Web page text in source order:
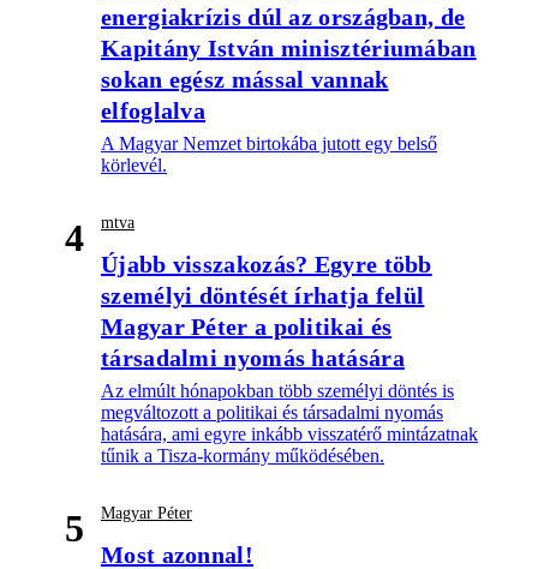
energiakrízis dúl az országban, de
Kapitány István minisztériumában
sokan egész mással vannak
elfoglalva
A Magyar Nemzet birtokába jutott egy belső
körlevél.
4 mtva
Újabb visszakozás? Egyre több
személyi döntését írhatja felül
Magyar Péter a politikai és
társadalmi nyomás hatására
Az elmúlt hónapokban több személyi döntés is
megváltozott a politikai és társadalmi nyomás
hatására, ami egyre inkább visszatérő mintázatnak
tűnik a Tisza-kormány működésében.
5 Magyar Péter
Most azonnal!